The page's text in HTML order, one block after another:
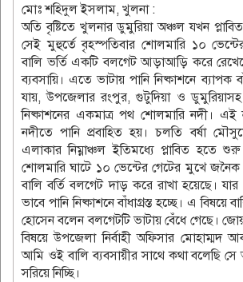
মোঃ শহিদুল ইসলাম, খুলনা :
অতি বৃষ্টিতে খুলনার ডুমুরিয়া অঞ্চল যখন
সেই মুহুর্তে বৃহস্পতিবার শোলমারি ১০
বালি ভর্তি একটি বলগেট আড়াআড়ি করে
ব্যবসায়ি। এতে ভাটায় পানি নিষ্কাশনে ব্যাপক
যায়, উপজেলার রংপুর, গুটুদিয়া ও ডুমুরিয়াসহ
নিষ্কাশনের একমাত্র পথ শোলমারি নদী। এই
নদীতে পানি প্রবাহিত হয়। চলতি বর্ষা
এলাকার নিম্নাঞ্চল ইতিমধ্যে প্লাবিত হতে
শোলমারি ঘাটে ১০ ভেন্টের গেটের মুখে জনৈক
বালি বর্তি বলগেট দাড় করে রাখা হয়েছে।
ভাবে পানি নিষ্কাশনে বাঁধাগ্রস্ত হচ্ছে। এ বিষয়ে
হোসেন বলেন বলগেটটি ভাটায় বেঁধে গেছে।
বিষয়ে উপজেলা নির্বাহী অফিসার মোহাম্মদ
আমি ওই বালি ব্যবসায়ীর সাথে কথা বলেছি
সরিয়ে নিচ্ছি।